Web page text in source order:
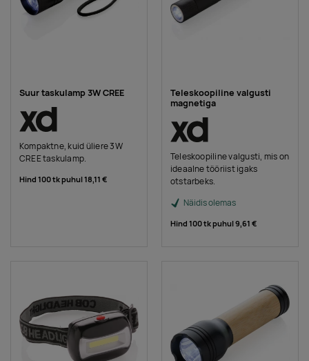
Suur taskulamp 3W CREE
Kompaktne, kuid üliere 3W
CREE taskulamp.
Hind 100 tk puhul18,11 €
Teleskoopiline valgusti
magnetiga
Teleskoopiline valgusti, mis on
ideaalne tööriist igaks
otstarbeks.
Näidis olemas
Hind 100 tk puhul9,61 €